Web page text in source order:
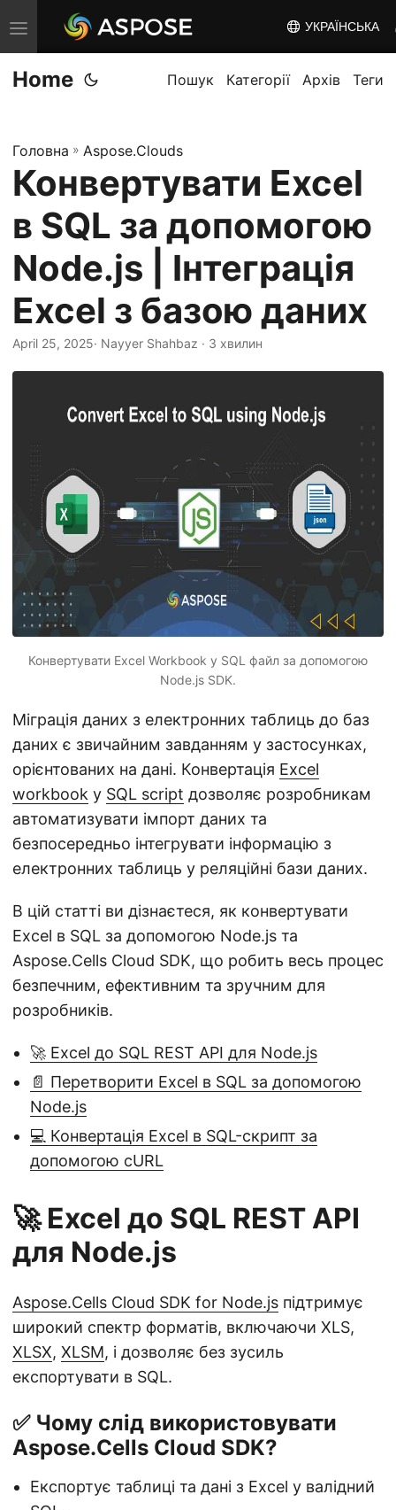
T
o
g
e
n
v
i
g
a
t
i
УКРАЇНСЬКА
Home Пошук Категорії Архів Теги
Головна » Aspose.Clouds
Конвертувати Excel
в SQL за допомогою
Node.js | Інтеграція
Excel з базою даних
April 25, 2025· Nayyer Shahbaz · 3 хвилин
Конвертувати Excel Workbook у SQL файл за допомогою
Node.js SDK.
Міграція даних з електронних таблиць до баз
даних є звичайним завданням у застосунках,
орієнтованих на дані. Конвертація Excel
workbook у SQL script дозволяє розробникам
автоматизувати імпорт даних та
безпосередньо інтегрувати інформацію з
електронних таблиць у реляційні бази даних.
В цій статті ви дізнаєтеся, як конвертувати
Excel в SQL за допомогою Node.js та
Aspose.Cells Cloud SDK, що робить весь процес
безпечним, ефективним та зручним для
розробників.
🚀 Excel до SQL REST API для Node.js
📄 Перетворити Excel в SQL за допомогою
Node.js
💻 Конвертація Excel в SQL-скрипт за
допомогою cURL
🚀 Excel до SQL REST API
для Node.js
Aspose.Cells Cloud SDK for Node.js підтримує
широкий спектр форматів, включаючи XLS,
XLSX, XLSM, і дозволяє без зусиль
експортувати в SQL.
✅ Чому слід використовувати
Aspose.Cells Cloud SDK?
Експортує таблиці та дані з Excel у валідний